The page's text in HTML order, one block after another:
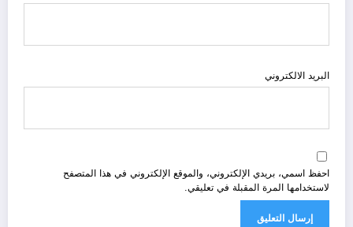
البريد الالكتروني
احفظ اسمي، بريدي الإلكتروني، والموقع الإلكتروني في هذا المتصفح
لاستخدامها المرة المقبلة في تعليقي.